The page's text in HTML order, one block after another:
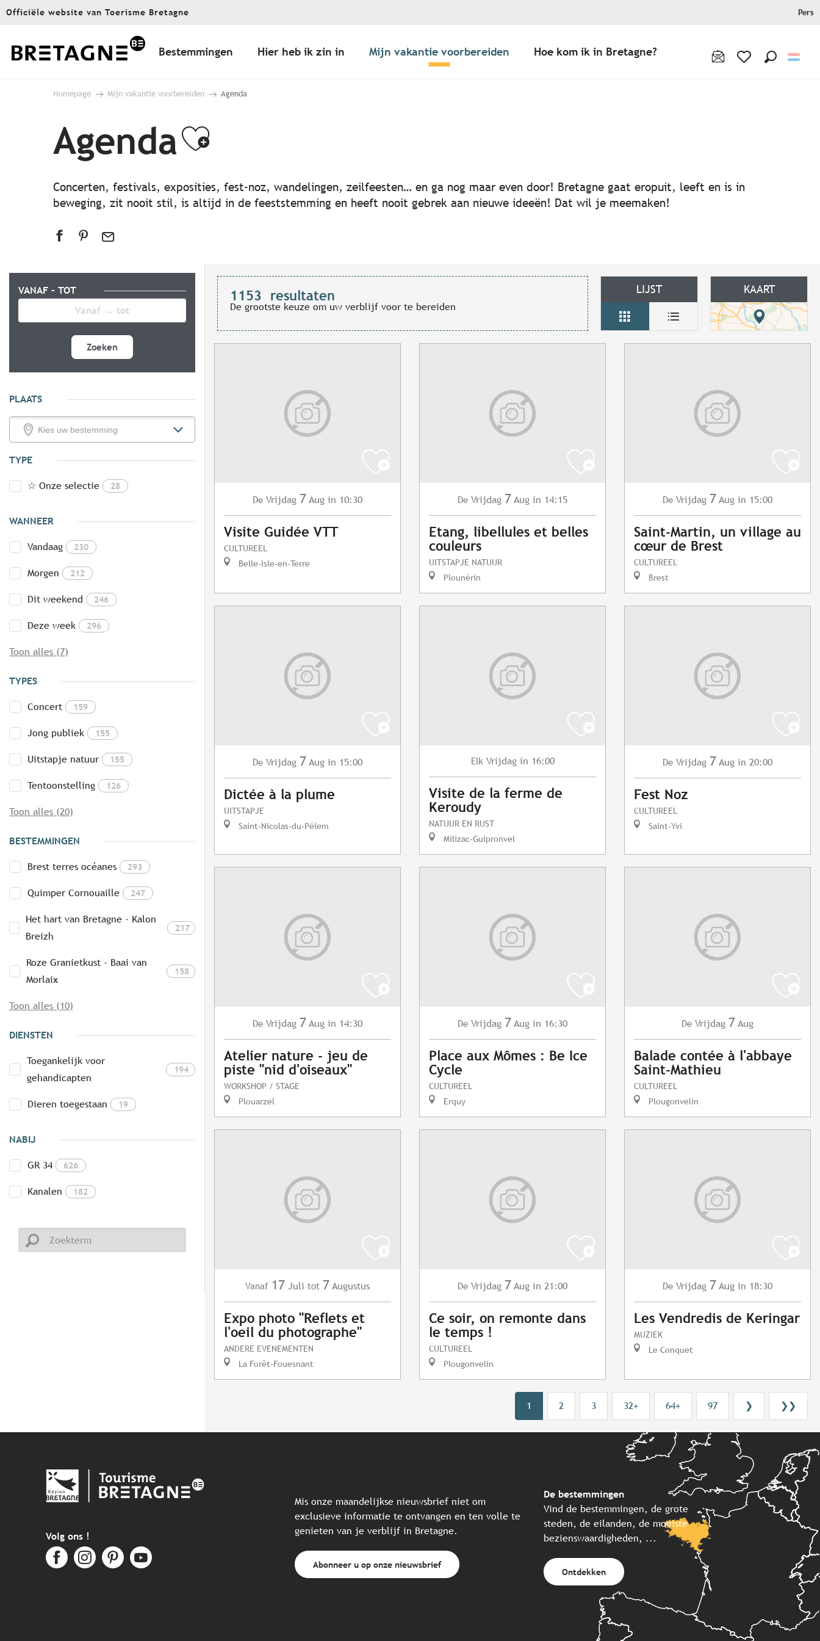
Aller
principal
Officiële website van Toerisme Bretagne Pers
Bestemmingen Hier heb ik zin in Mijn vakantie voorbereiden Hoe kom ik in Bretagne?
Homepage Mijn vakantie voorbereiden Agenda
AgendaAjouter aux favoris
Concerten, festivals, exposities, fest-noz, wandelingen, zeilfeesten… en ga nog maar even door! Bretagne gaat eropuit, leeft en is in
beweging, zit nooit stil, is altijd in de feeststemming en heeft nooit gebrek aan nieuwe ideeën! Dat wil je meemaken!
VANAF - TOT
Zoeken
PLAATS
TYPE
☆ Onze selectie 28
WANNEER
Vandaag 230
Morgen 212
Dit weekend 246
Deze week 296
Toon alles (7)
TYPES
Concert 159
Jong publiek 155
Uitstapje natuur 155
Tentoonstelling 126
Toon alles (20)
BESTEMMINGEN
Brest terres océanes 293
Quimper Cornouaille 247
Het hart van Bretagne - Kalon
Breizh
217
Roze Granietkust - Baai van
Morlaix
158
Toon alles (10)
DIENSTEN
Toegankelijk voor
gehandicapten
194
Dieren toegestaan 19
NABIJ
GR 34 626
Kanalen 182
1153 resultaten
De grootste keuze om uw verblijf voor te bereiden
LIJST KAART
De Vrijdag 7 Aug in 10:30
Visite Guidée VTT
CULTUREEL
Belle-Isle-en-Terre
De Vrijdag 7 Aug in 14:15
Etang, libellules et belles
couleurs
UITSTAPJE NATUUR
Plounérin
De Vrijdag 7 Aug in 15:00
Saint-Martin, un village au
cœur de Brest
CULTUREEL
Brest
De Vrijdag 7 Aug in 15:00
Dictée à la plume
UITSTAPJE
Saint-Nicolas-du-Pélem
Elk Vrijdag in 16:00
Visite de la ferme de
Keroudy
NATUUR EN RUST
Milizac-Guipronvel
De Vrijdag 7 Aug in 20:00
Fest Noz
CULTUREEL
Saint-Yvi
De Vrijdag 7 Aug in 14:30
Atelier nature - jeu de
piste "nid d'oiseaux"
WORKSHOP / STAGE
Plouarzel
De Vrijdag 7 Aug in 16:30
Place aux Mômes : Be Ice
Cycle
CULTUREEL
Erquy
De Vrijdag 7 Aug
Balade contée à l'abbaye
Saint-Mathieu
CULTUREEL
Plougonvelin
Vanaf 17 Juli tot 7 Augustus
Expo photo "Reflets et
l'oeil du photographe"
ANDERE EVENEMENTEN
La Forêt-Fouesnant
De Vrijdag 7 Aug in 21:00
Ce soir, on remonte dans
le temps !
CULTUREEL
Plougonvelin
De Vrijdag 7 Aug in 18:30
Les Vendredis de Keringar
MUZIEK
Le Conquet
1 2 3 32+ 64+ 97 ❯ ❯❯
Volg ons !
Mis onze maandelijkse nieuwsbrief niet om
exclusieve informatie te ontvangen en ten volle te
genieten van je verblijf in Bretagne.
Abonneer u op onze nieuwsbrief
De bestemmingen
Vind de bestemmingen, de grote
steden, de eilanden, de mooiste
bezienswaardigheden, ...
Ontdekken